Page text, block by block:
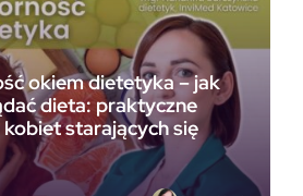
okiem dietetyka – jak
dieta: praktyczne
starających się